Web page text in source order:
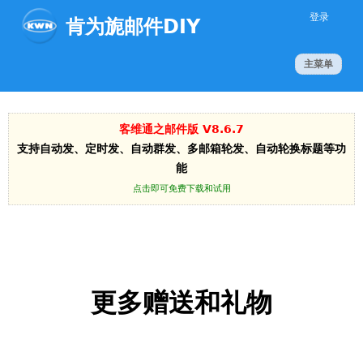
肯为旎邮件DIY 登录
主菜单
客维通之邮件版 V8.6.7
支持自动发、定时发、自动群发、多邮箱轮发、自动轮换标题等功
能
点击即可免费下载和试用
更多赠送和礼物